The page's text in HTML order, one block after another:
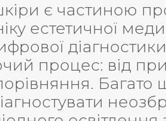
від ока
АЛЕ. З
можете донести
пальцях».
порівняння
відсутній. Він